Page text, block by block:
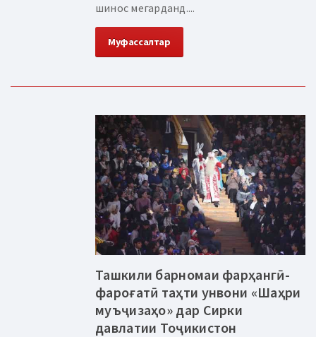
шинос мегарданд....
Муфассалтар
Ташкили барномаи фарҳангӣ-
фароғатӣ таҳти унвони «Шаҳри
муъҷизаҳо» дар Сирки
давлатии Тоҷикистон